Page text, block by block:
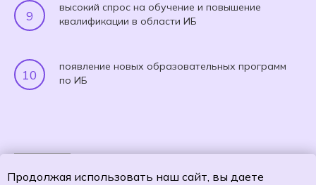
высокий спрос на обучение и повышение
квалификации в области ИБ
появление новых образовательных программ
по ИБ
Статья опубликована на IT Cannel News
Продолжая использовать наш сайт, вы даете